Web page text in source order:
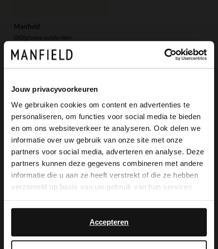
Jouw privacyvoorkeuren
We gebruiken cookies om content en advertenties te
personaliseren, om functies voor social media te bieden
en om ons websiteverkeer te analyseren. Ook delen we
informatie over uw gebruik van onze site met onze
partners voor social media, adverteren en analyse. Deze
partners kunnen deze gegevens combineren met andere
informatie die u aan ze heeft verstrekt of die ze hebben
verzameld op basis van uw gebruik van hun services.
Accepteren
Manfield
Olijfgroene suède riem
39.99
De My Manfield
voordelen wachten
op je.
AANMELDEN MY MANFIELD
Meer over My Manfield
×
View this website in English?
It looks like your language isn't Dutch. Would
you like to switch to English?
English